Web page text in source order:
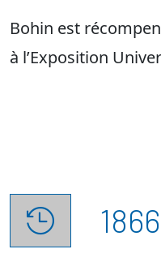
Bohin est
à l’Exposition
 1866